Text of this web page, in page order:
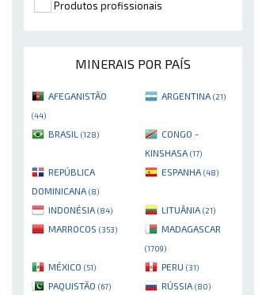
Produtos profissionais
MINERAIS POR PAÍS
AFEGANISTÃO
(44)
ARGENTINA (21)
BRASIL (128)
CONGO -
KINSHASA (17)
REPÚBLICA
DOMINICANA (8)
ESPANHA (48)
INDONÉSIA (84) LITUÂNIA (21)
MARROCOS (353) MADAGASCAR
(1709)
MÉXICO (51) PERU (31)
PAQUISTÃO (67) RÚSSIA (80)